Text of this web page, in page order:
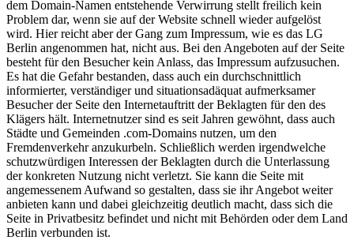
dem Domain-Namen entstehende Verwirrung stellt freilich kein
Problem dar, wenn sie auf der Website schnell wieder aufgelöst
wird. Hier reicht aber der Gang zum Impressum, wie es das LG
Berlin angenommen hat, nicht aus. Bei den Angeboten auf der Seite
besteht für den Besucher kein Anlass, das Impressum aufzusuchen.
Es hat die Gefahr bestanden, dass auch ein durchschnittlich
informierter, verständiger und situationsadäquat aufmerksamer
Besucher der Seite den Internetauftritt der Beklagten für den des
Klägers hält. Internetnutzer sind es seit Jahren gewöhnt, dass auch
Städte und Gemeinden .com-Domains nutzen, um den
Fremdenverkehr anzukurbeln. Schließlich werden irgendwelche
schutzwürdigen Interessen der Beklagten durch die Unterlassung
der konkreten Nutzung nicht verletzt. Sie kann die Seite mit
angemessenem Aufwand so gestalten, dass sie ihr Angebot weiter
anbieten kann und dabei gleichzeitig deutlich macht, dass sich die
Seite in Privatbesitz befindet und nicht mit Behörden oder dem Land
Berlin verbunden ist.